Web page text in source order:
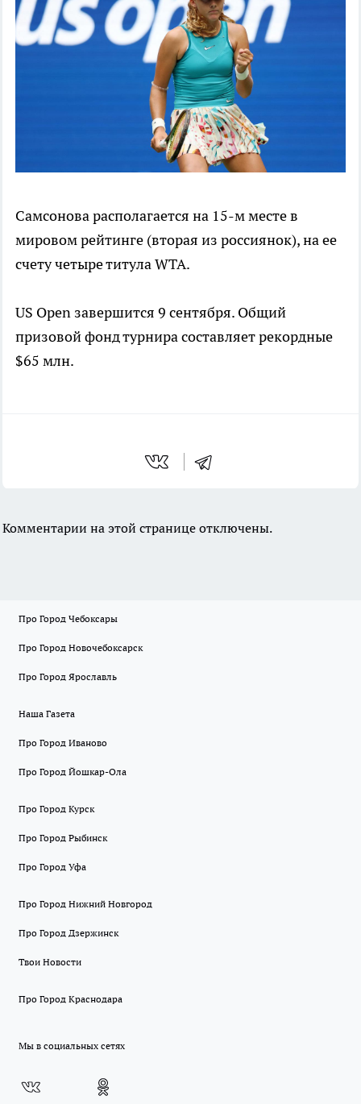
Самсонова располагается на 15-м месте в
мировом рейтинге (вторая из россиянок), на ее
счету четыре титула WTA.
US Open завершится 9 сентября. Общий
призовой фонд турнира составляет рекордные
$65 млн.
Комментарии на этой странице отключены.
Про Город Чебоксары
Про Город Новочебоксарск
Про Город Ярославль
Наша Газета
Про Город Иваново
Про Город Йошкар-Ола
Про Город Курск
Про Город Рыбинск
Про Город Уфа
Про Город Нижний Новгород
Про Город Дзержинск
Твои Новости
Про Город Краснодара
Мы в социальных сетях